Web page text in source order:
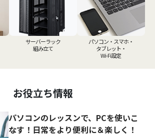
サーバーラック
組み立て
パソコン・スマホ・
タブレット・
Wi-Fi設定
お役立ち情報
パソコンのレッスンで、PCを使いこ
なす！日常をより便利に＆楽しく！